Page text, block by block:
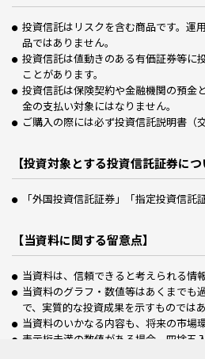
投資信託はリスクを含む商品です。運
品ではありません。
投資信託は値動きのある有価証券等に
ことがあります。
投資信託は保険契約や金融機関の預金
金の支払い対象にはなりません。
ご購入の際には必ず投資信託説明書（
【投資対象とする投資信託証券につ
「外国投資信託証券」「指定投資信
【当資料に関する留意点】
当資料は、信頼できると考えられる情
当資料のグラフ・数値等はあくまでも
で、実質的な投資成果を示すものではあ
当資料のいかなる内容も、将来の市場
表示桁未満の数値がある場合、四捨五